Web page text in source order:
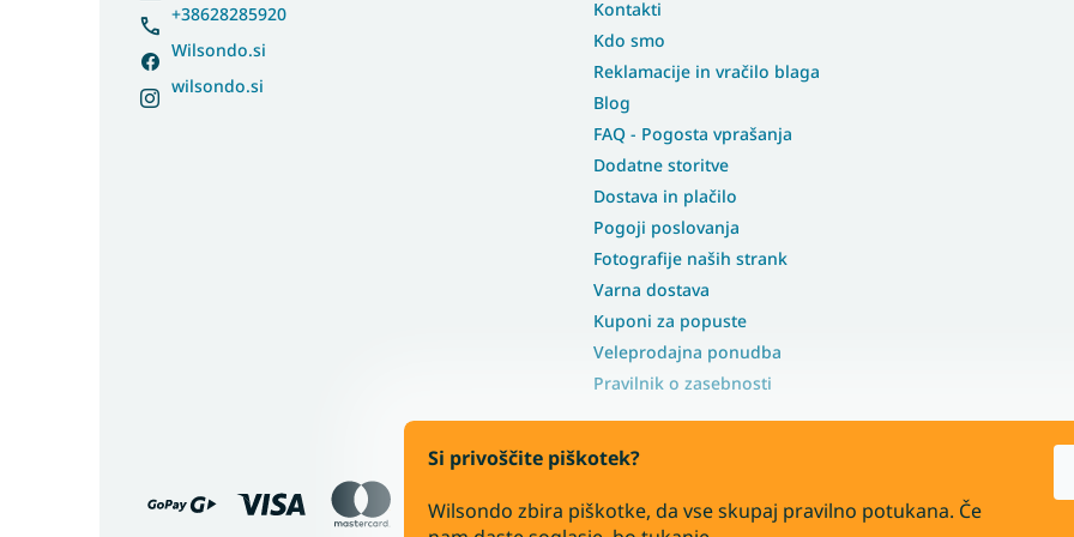
Si privoščite piškotek?
Wilsondo zbira piškotke, da vse skupaj pravilno potukana. Če
+38628285920
Wilsondo.si
wilsondo.si
Kontakti
Kdo smo
Reklamacije in vračilo blaga
Blog
FAQ - Pogosta vprašanja
Dodatne storitve
Dostava in plačilo
Pogoji poslovanja
Fotografije naših strank
Varna dostava
Kuponi za popuste
Veleprodajna ponudba
Pravilnik o zasebnosti
Bančno nakazilo